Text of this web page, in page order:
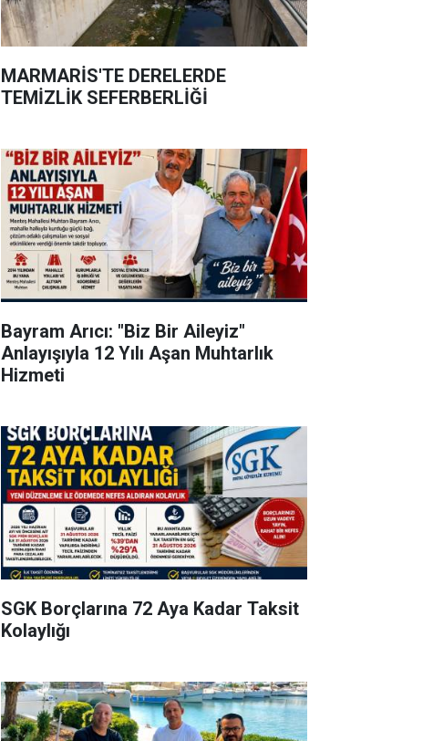
MARMARİS'TE DERELERDE
TEMİZLİK SEFERBERLİĞİ
Bayram Arıcı: "Biz Bir Aileyiz"
Anlayışıyla 12 Yılı Aşan Muhtarlık
Hizmeti
SGK Borçlarına 72 Aya Kadar Taksit
Kolaylığı